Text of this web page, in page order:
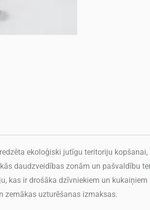
ekoloģiski jutīgu teritoriju
daudzveidības zonām un pašvaldību
kas ir drošāka dzīvniekiem un
zemākas uzturēšanas izmaksas.